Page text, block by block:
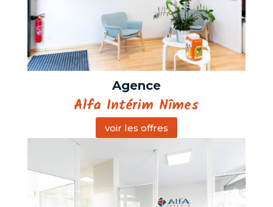
Agence
Alfa Intérim Nîmes
voir les offres